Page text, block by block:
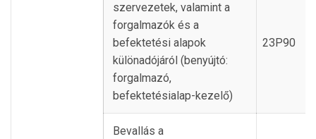
szervezetek, valamint a
forgalmazók és a
befektetési alapok
különadójáról (benyújtó:
forgalmazó,
befektetésialap-kezelő)
23P90
Bevallás a